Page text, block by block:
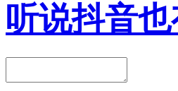
听说抖音